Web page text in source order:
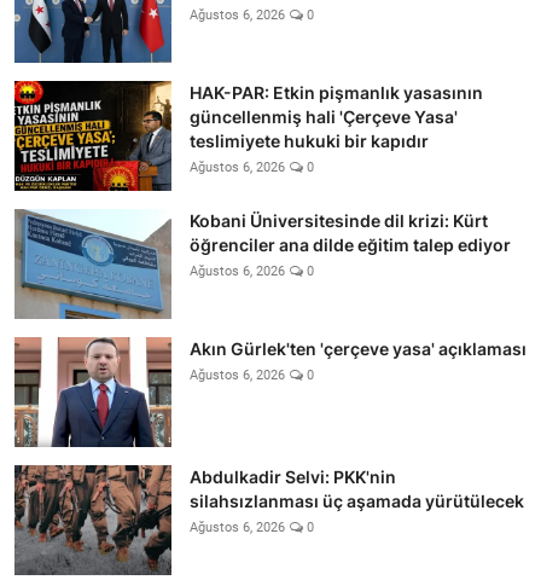
Ağustos 6, 2026 0
HAK-PAR: Etkin pişmanlık yasasının
güncellenmiş hali 'Çerçeve Yasa'
teslimiyete hukuki bir kapıdır
Ağustos 6, 2026 0
Kobani Üniversitesinde dil krizi: Kürt
öğrenciler ana dilde eğitim talep ediyor
Ağustos 6, 2026 0
Akın Gürlek'ten 'çerçeve yasa' açıklaması
Ağustos 6, 2026 0
Abdulkadir Selvi: PKK'nin
silahsızlanması üç aşamada yürütülecek
Ağustos 6, 2026 0